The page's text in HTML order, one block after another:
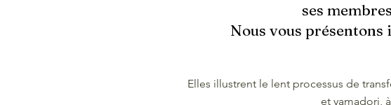
ses
Nous vous présentons
Elles illustrent le lent processus de
et yamadori,